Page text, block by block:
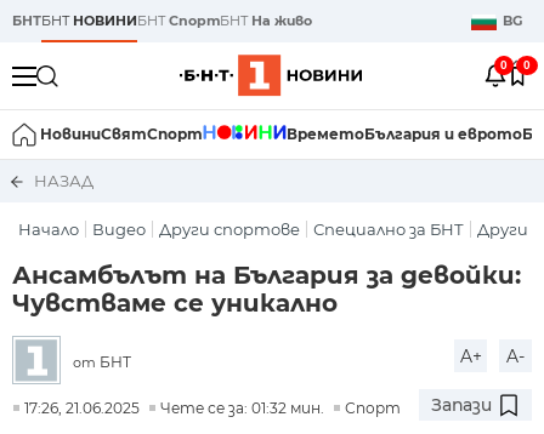
БНТБНТ НОВИНИБНТСпортБНТ На живо BG
0 0
НовиниСвятСпорт ВреметоБългария и еврото
НАЗАД
Начало Видео Други спортове Специално за БНТ Други
Ансамбълът на България за девойки:
Чувстваме се уникално
от БНТ A+ A-
17:26, 21.06.2025 Чете се за: 01:32 мин. Спорт Запази